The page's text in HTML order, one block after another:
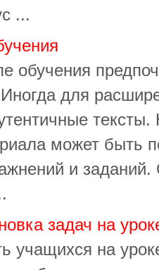
...
обучения
для
тексты.
может быть
и заданий.
задач на
учащихся на